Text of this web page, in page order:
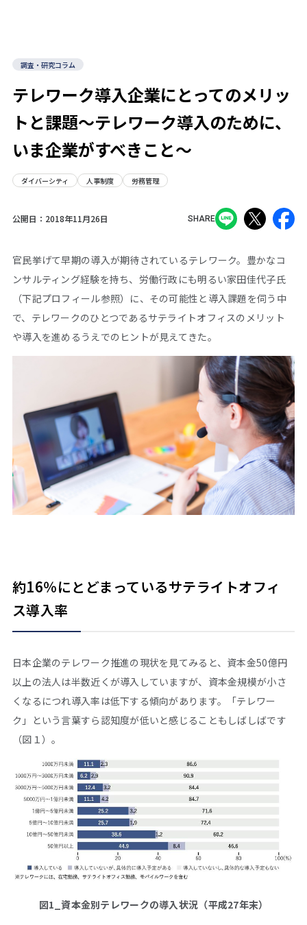
調査・研究コラム
テレワーク導入企業にとってのメリッ
トと課題～テレワーク導入のために、
いま企業がすべきこと～
ダイバーシティ 人事制度 労務管理
公開日： 2018年11月26日 SHARE
官民挙げて早期の導入が期待されているテレワーク。豊かなコ
ンサルティング経験を持ち、労働行政にも明るい家田佳代子氏
（下記プロフィール参照）に、その可能性と導入課題を伺う中
で、テレワークのひとつであるサテライトオフィスのメリット
や導入を進めるうえでのヒントが見えてきた。
約16％にとどまっているサテライトオフィ
ス導入率
日本企業のテレワーク推進の現状を見てみると、資本金50億円
以上の法人は半数近くが導入していますが、資本金規模が小さ
くなるにつれ導入率は低下する傾向があります。「テレワー
ク」という言葉すら認知度が低いと感じることもしばしばです
（図１）。
図1_資本金別テレワークの導入状況（平成27年末）